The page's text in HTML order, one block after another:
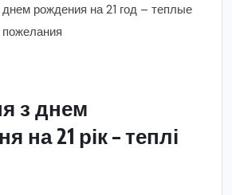
з днем
на 21 рік – теплі